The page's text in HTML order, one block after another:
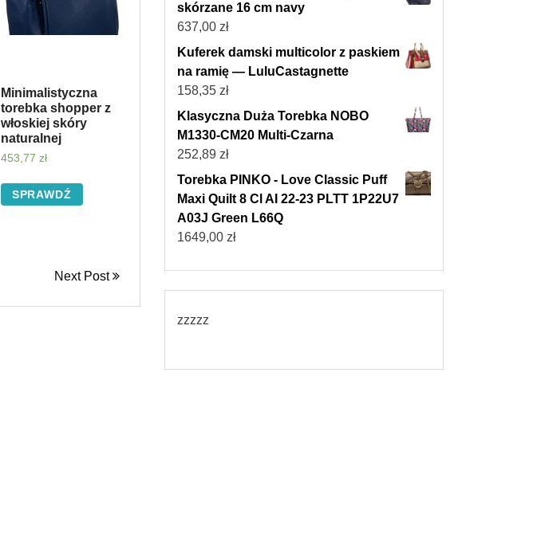
Minimalistyczna
torebka shopper z
włoskiej skóry
naturalnej
453,77 zł
SPRAWDŹ
Next Post
skórzane 16 cm navy
637,00 zł
Kuferek damski multicolor z paskiem
na ramię — LuluCastagnette
158,35 zł
Klasyczna Duża Torebka NOBO
M1330-CM20 Multi-Czarna
252,89 zł
Torebka PINKO - Love Classic Puff
Maxi Quilt 8 Cl AI 22-23 PLTT 1P22U7
A03J Green L66Q
1649,00 zł
zzzzz